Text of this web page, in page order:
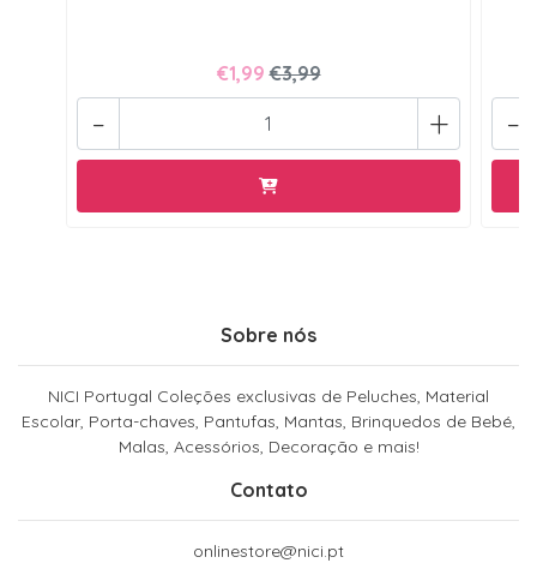
€1,99 €3,99
+
- -
Sobre nós
NICI Portugal Coleções exclusivas de Peluches, Material
Escolar, Porta-chaves, Pantufas, Mantas, Brinquedos de Bebé,
Malas, Acessórios, Decoração e mais!
Contato
onlinestore@nici.pt